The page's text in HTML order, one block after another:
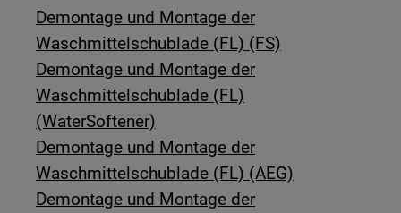
Demontage und Montage der
Waschmittelschublade (FL) (FS)
Demontage und Montage der
Waschmittelschublade (FL)
(WaterSoftener)
Demontage und Montage der
Waschmittelschublade (FL) (AEG)
Demontage und Montage der